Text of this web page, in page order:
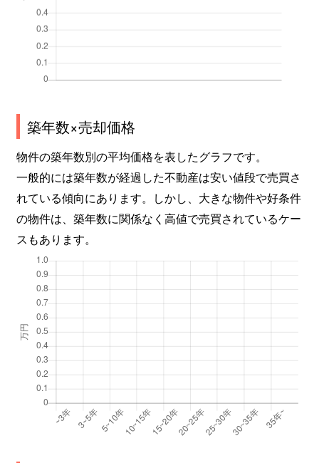
築年数×売却価格
物件の築年数別の平均価格を表したグラフです。
一般的には築年数が経過した不動産は安い値段で売買さ
れている傾向にあります。しかし、大きな物件や好条件
の物件は、築年数に関係なく高値で売買されているケー
スもあります。